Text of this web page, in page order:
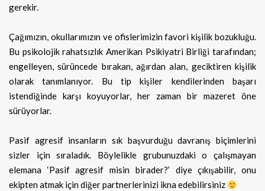
gerekir.
Çağımızın, okullarımızın ve ofislerimizin favori kişilik bozukluğu.
Bu psikolojik rahatsızlık Amerikan Psikiyatri Birliği tarafından;
engelleyen, sürüncede bırakan, ağırdan alan, geciktiren kişilik
olarak tanımlanıyor. Bu tip kişiler kendilerinden başarı
istendiğinde karşı koyuyorlar, her zaman bir mazeret öne
sürüyorlar.
Pasif agresif insanların sık başvurduğu davranış biçimlerini
sizler için sıraladık. Böylelikle grubunuzdaki o çalışmayan
elemana ‘Pasif agresif misin birader?’ diye çıkışabilir, onu
ekipten atmak için diğer partnerlerinizi ikna edebilirsiniz